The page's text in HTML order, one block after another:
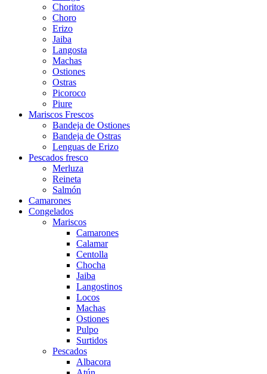
Choritos
Choro
Erizo
Jaiba
Langosta
Machas
Ostiones
Ostras
Picoroco
Piure
Mariscos Frescos
Bandeja de Ostiones
Bandeja de Ostras
Lenguas de Erizo
Pescados fresco
Merluza
Reineta
Salmón
Camarones
Congelados
Mariscos
Camarones
Calamar
Centolla
Chocha
Jaiba
Langostinos
Locos
Machas
Ostiones
Pulpo
Surtidos
Pescados
Albacora